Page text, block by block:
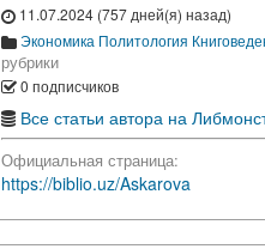
11.07.2024 (757 дней(я) назад)
Экономика Политология
рубрики
0 подписчиков
Все статьи автора на
Официальная страница:
https://biblio.uz/Askarova